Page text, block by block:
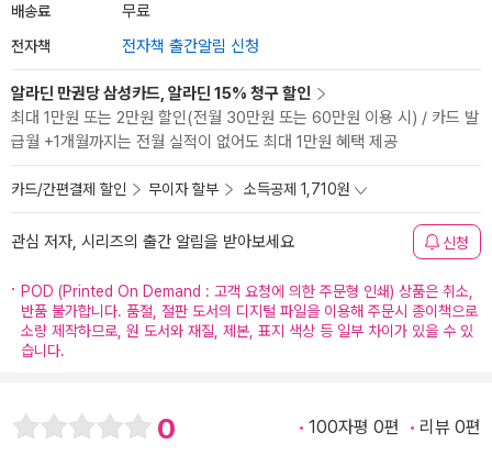
배송료 무료
전자책 전자책 출간알림 신청
알라딘 만권당 삼성카드, 알라딘 15% 청구 할인
최대 1만원 또는 2만원 할인(전월 30만원 또는 60만원 이용 시) / 카드 발
급월 +1개월까지는 전월 실적이 없어도 최대 1만원 혜택 제공
카드/간편결제 할인 무이자 할부 소득공제 1,710원
관심 저자, 시리즈의 출간 알림을 받아보세요 신청
POD (Printed On Demand : 고객 요청에 의한 주문형 인쇄) 상품은 취소,
반품 불가합니다. 품절, 절판 도서의 디지털 파일을 이용해 주문시 종이책으로
소량 제작하므로, 원 도서와 재질, 제본, 표지 색상 등 일부 차이가 있을 수 있
습니다.
0 100자평 0편 리뷰 0편